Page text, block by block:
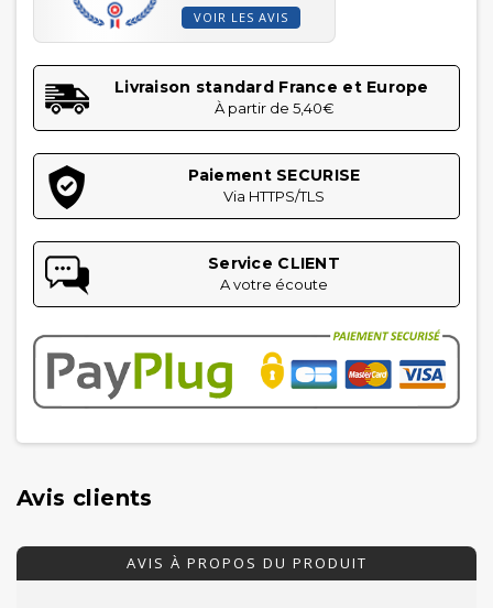
VOIR LES AVIS
Livraison standard France et Europe
À partir de 5,40€
Paiement SECURISE
Via HTTPS/TLS
Service CLIENT
A votre écoute
Avis clients
AVIS À PROPOS DU PRODUIT